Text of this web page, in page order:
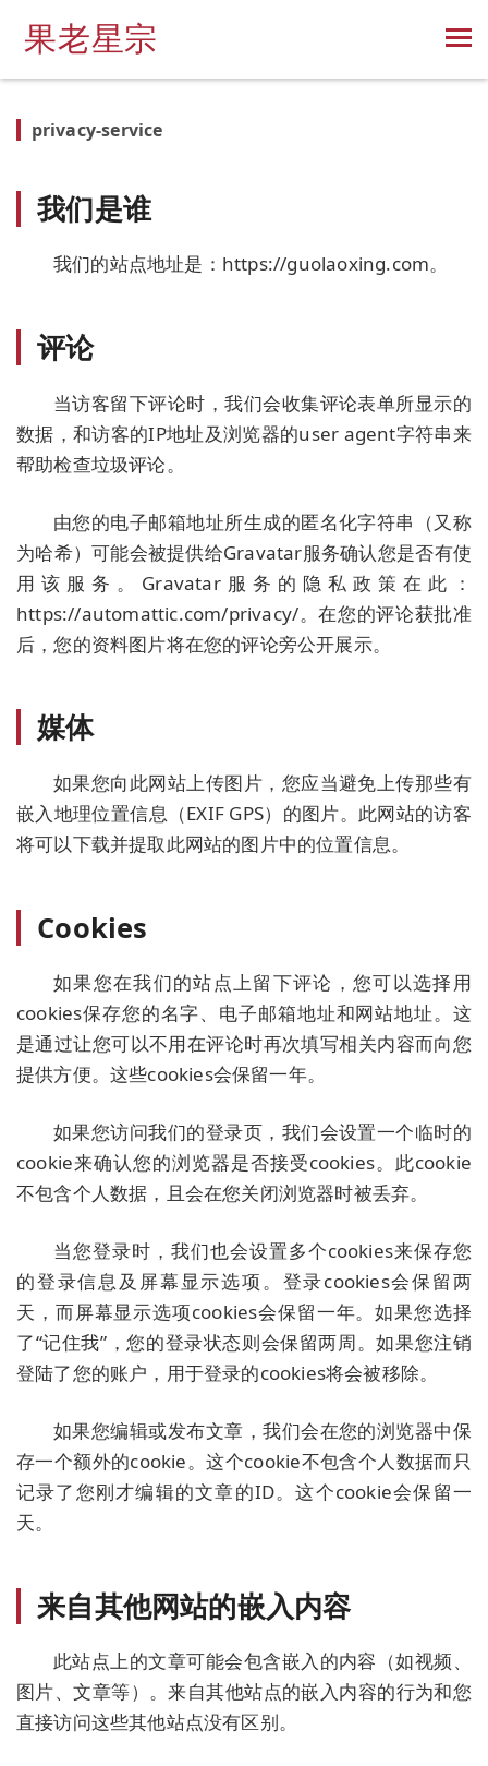
果老星宗
privacy-service
我们是谁
我们的站点地址是：https://guolaoxing.com。
评论
当访客留下评论时，我们会收集评论表单所显示的
数据，和访客的IP地址及浏览器的user agent字符串来
帮助检查垃圾评论。
由您的电子邮箱地址所生成的匿名化字符串（又称
为哈希）可能会被提供给Gravatar服务确认您是否有使
用该服务。Gravatar服务的隐私政策在此：
https://automattic.com/privacy/。在您的评论获批准
后，您的资料图片将在您的评论旁公开展示。
媒体
如果您向此网站上传图片，您应当避免上传那些有
嵌入地理位置信息（EXIF GPS）的图片。此网站的访客
将可以下载并提取此网站的图片中的位置信息。
Cookies
如果您在我们的站点上留下评论，您可以选择用
cookies保存您的名字、电子邮箱地址和网站地址。这
是通过让您可以不用在评论时再次填写相关内容而向您
提供方便。这些cookies会保留一年。
如果您访问我们的登录页，我们会设置一个临时的
cookie来确认您的浏览器是否接受cookies。此cookie
不包含个人数据，且会在您关闭浏览器时被丢弃。
当您登录时，我们也会设置多个cookies来保存您
的登录信息及屏幕显示选项。登录cookies会保留两
天，而屏幕显示选项cookies会保留一年。如果您选择
了“记住我”，您的登录状态则会保留两周。如果您注销
登陆了您的账户，用于登录的cookies将会被移除。
如果您编辑或发布文章，我们会在您的浏览器中保
存一个额外的cookie。这个cookie不包含个人数据而只
记录了您刚才编辑的文章的ID。这个cookie会保留一
天。
来自其他网站的嵌入内容
此站点上的文章可能会包含嵌入的内容（如视频、
图片、文章等）。来自其他站点的嵌入内容的行为和您
直接访问这些其他站点没有区别。